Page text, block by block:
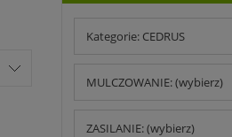
Kategorie: CEDRUS
MULCZOWANIE: (wybierz)
ZASILANIE: (wybierz)